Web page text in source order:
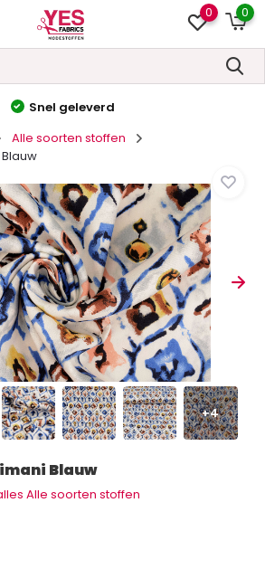
0 0
kwaliteit&Lage prijzen
Alle soorten stoffen
+4
Blauw
Alle soorten stoffen